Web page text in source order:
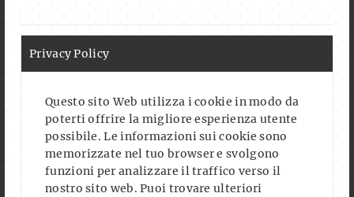
Privacy Policy
Questo sito Web utilizza i cookie in modo da
poterti offrire la migliore esperienza utente
possibile. Le informazioni sui cookie sono
memorizzate nel tuo browser e svolgono
funzioni per analizzare il traffico verso il
nostro sito web. Puoi trovare ulteriori
Mehr laden Auf Instagram folgen